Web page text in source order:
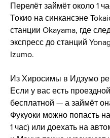
Перелёт займёт около 1
Токио на синкансэне
станции Okayama, где
экспресс до станций
Izumo.
Из Хиросимы в Идзумо
Если у вас есть
бесплатной — а займёт
Фукуоки можно попасть
1 час) или доехать на